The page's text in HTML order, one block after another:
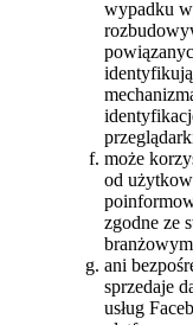
wypadku
może
od
zgodne ze
ani
sprzedaje
usług